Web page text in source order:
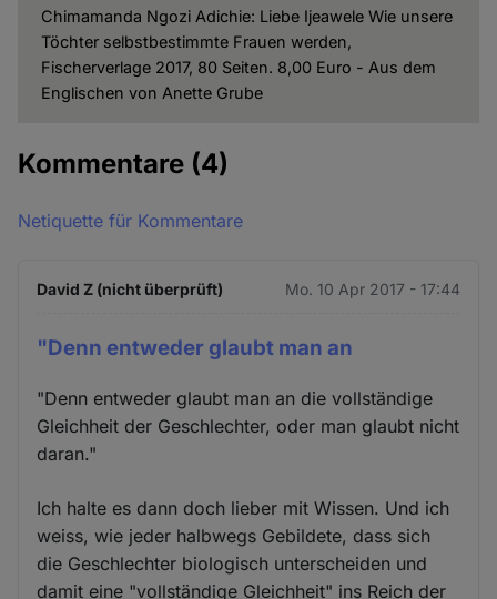
Chimamanda Ngozi Adichie: Liebe Ijeawele Wie unsere
Töchter selbstbestimmte Frauen werden,
Fischerverlage 2017, 80 Seiten. 8,00 Euro - Aus dem
Englischen von Anette Grube
Kommentare (4)
Netiquette für Kommentare
David Z (nicht überprüft) Mo. 10 Apr 2017 - 17:44
"Denn entweder glaubt man an
"Denn entweder glaubt man an die vollständige
Gleichheit der Geschlechter, oder man glaubt nicht
daran."
Ich halte es dann doch lieber mit Wissen. Und ich
weiss, wie jeder halbwegs Gebildete, dass sich
die Geschlechter biologisch unterscheiden und
damit eine "vollständige Gleichheit" ins Reich der